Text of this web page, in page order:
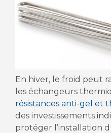
En hiver, le froid peut
les échangeurs
résistances anti-gel et
des investissements
protéger l’installation